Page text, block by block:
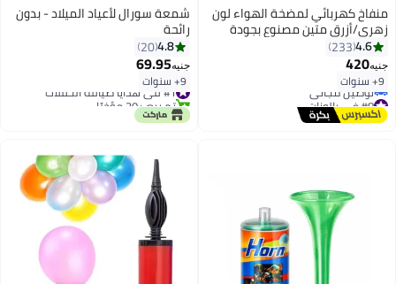
منفاخ كهربائي لمضخة الهواء لون
زهري/أزرق متين مصنوع بجودة
جيدة4.6
233
جنيه420
9+ سنوات
#8 في بالونات
أقل سعر في 7 يوم
توصيل مجاني
شمعة سورال لأعياد الميلاد - بدون
رائحة
4.8
20
جنيه69.95
9+ سنوات #1 في هدايا ضيافة الحفلات
تم بيع +30 مؤخرًا
#1 في هدايا ضيافة الحفلات